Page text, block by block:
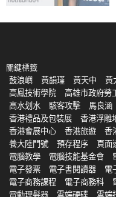
關鍵標籤
鼓浪嶼
黃韻瑾 黃天中 黃
高鳳技術學院
高雄市政府勞
高水划水
駭客攻擊 馬良涵
香港禮品及包裝展
香港浮雕
香港會展中心
香港旅遊 香
養大陸門號
預存程序 頁面
電腦教學
電腦技能基金會
電子發票
電子書閱讀器 電
電子商務課程
電子商務科
電動理髮器
雲端硬碟 雲端